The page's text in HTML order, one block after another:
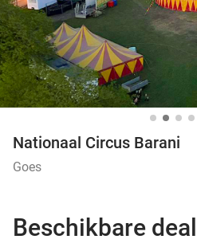
Nationaal Circus Barani
Goes
Beschikbare